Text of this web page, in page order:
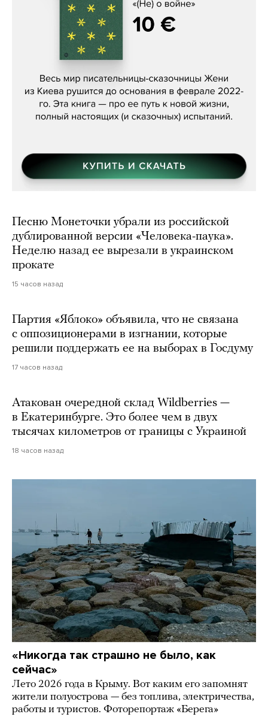
Женя Бережная, «(Не) о войне»
Песню Монеточки убрали из российской
дублированной версии «Человека-паука».
Неделю назад ее вырезали в украинском
прокате
15 часов назад
Партия «Яблоко» объявила, что не связана
с оппозиционерами в изгнании, которые
решили поддержать ее на выборах в Госдуму
17 часов назад
Атакован очередной склад Wildberries —
в Екатеринбурге. Это более чем в двух
тысячах километров от границы с Украиной
18 часов назад
«Никогда так страшно не было, как
сейчас»
Лето 2026 года в Крыму. Вот каким его запомнят
жители полуострова — без топлива, электричества,
работы и туристов. Фоторепортаж «Берега»